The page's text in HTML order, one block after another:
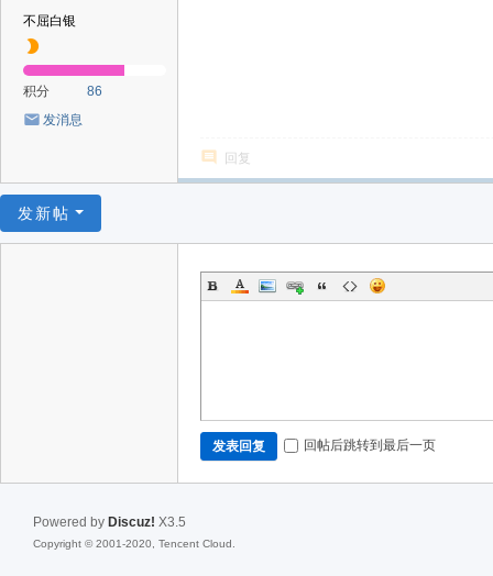
不屈白银
积分
86
发消息
回复
发新帖
发表回复 回帖后跳转到最后一页
Powered by Discuz! X3.5
Copyright © 2001-2020, Tencent Cloud.